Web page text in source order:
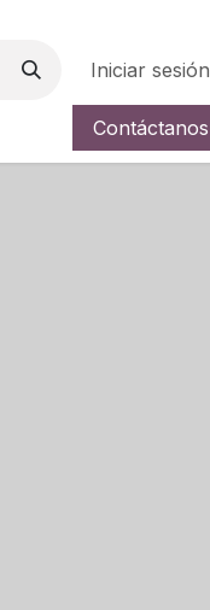
Iniciar sesión
Contáctanos